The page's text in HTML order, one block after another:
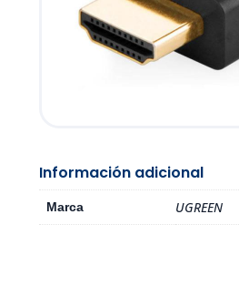
Información adicional
Marca UGREEN